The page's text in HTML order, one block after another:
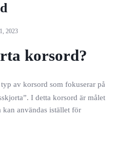
2023
korsord?
av korsord som fokuserar på
I detta korsord är målet
användas istället för